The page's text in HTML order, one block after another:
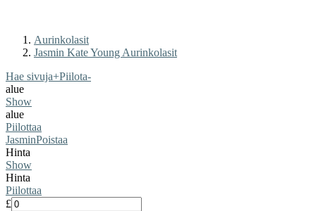
Aurinkolasit
Jasmin Kate Young Aurinkolasit
Hae sivuja+Piilota-
alue
Show
alue
Piilottaa
JasminPoistaa
Hinta
Show
Hinta
Piilottaa
£